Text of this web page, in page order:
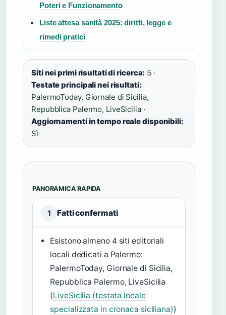
Poteri e Funzionamento
Liste attesa sanità 2025: diritti, legge e
rimedi pratici
Siti nei primi risultati di ricerca: 5 ·
Testate principali nei risultati:
PalermoToday, Giornale di Sicilia,
Repubblica Palermo, LiveSicilia ·
Aggiornamenti in tempo reale disponibili:
Sì
PANORAMICA RAPIDA
1 Fatti confermati
Esistono almeno 4 siti editoriali
locali dedicati a Palermo:
PalermoToday, Giornale di Sicilia,
Repubblica Palermo, LiveSicilia
(LiveSicilia (testata locale
specializzata in cronaca siciliana))